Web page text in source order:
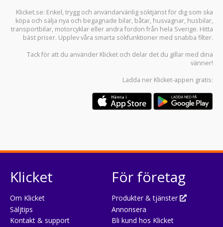
Klicket.se: Enkel, trygg och användarvänlig söktjänst för dig som ska
köpa och sälja nya och begagnade bilar, båtar, husvagnar, husbilar,
transportbilar, motorcyklar eller andra fordon från hela Sverige. Hitta
bäst priser. Upplev våra smarta sökfunktioner med snabba filter.
Tack för att du använder Klicket och delar det du gillar med dina
vänner!
Ladda ner Klicket-appen gratis:
Klicket
Om Klicket
Säljtips
Kontakt & support
För företag
Produkter & tjänster
Annonsera
Bli kund hos Klicket